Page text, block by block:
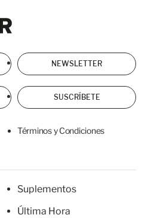
NEWSLETTER
SUSCRÍBETE
Términos y Condiciones
Suplementos
Última Hora